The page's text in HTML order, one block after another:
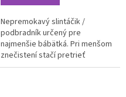
Nepremokavý slintáčik /
podbradník určený pre
najmenšie bábätká. Pri menšom
znečistení stačí pretrieť
nepremokavú časť